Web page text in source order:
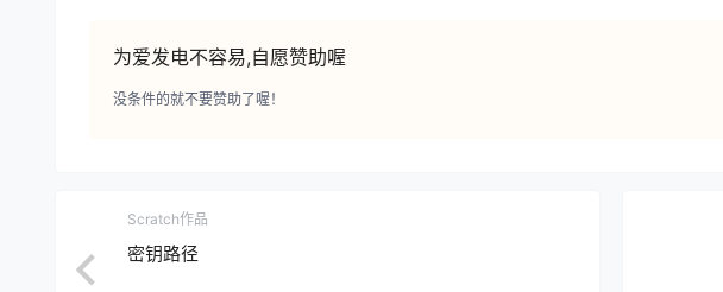
为爱发电不容易,自愿赞助喔
没条件的就不要赞助了喔！
Scratch作品
密钥路径